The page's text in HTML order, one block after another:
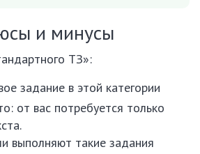
и минусы
ТЗ»:
задание в этой категории
от вас потребуется только
выполняют такие задания